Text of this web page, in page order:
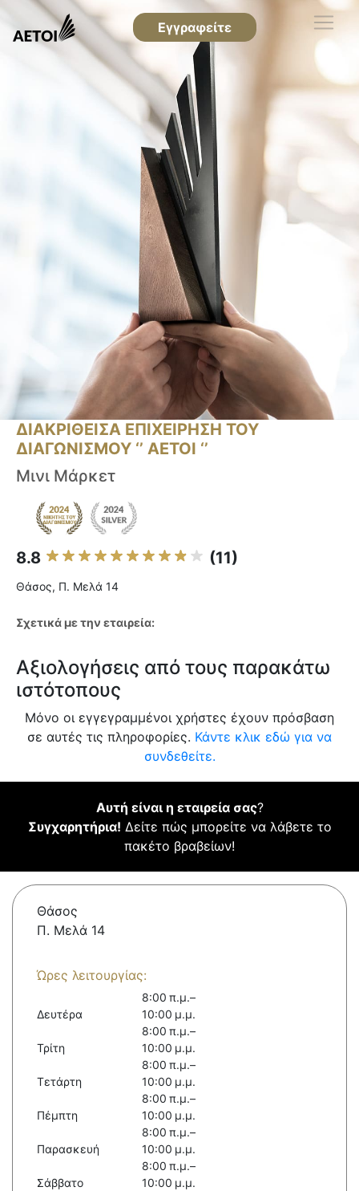
Εγγραφείτε
ΔΙΑΚΡΙΘΕΙΣΑ ΕΠΙΧΕΙΡΗΣΗ ΤΟΥ
ΔΙΑΓΩΝΙΣΜΟΥ ‘’ ΑΕΤΟΙ ‘’
Μινι Μάρκετ
8.8 (11)
Θάσος, Π. Μελά 14
Σχετικά με την εταιρεία:
Αξιολογήσεις από τους παρακάτω
ιστότοπους
Μόνο οι εγγεγραμμένοι χρήστες έχουν πρόσβαση
σε αυτές τις πληροφορίες. Κάντε κλικ εδώ για να
συνδεθείτε.
Αυτή είναι η εταιρεία σας?
Συγχαρητήρια! Δείτε πώς μπορείτε να λάβετε το
πακέτο βραβείων!
Θάσος
Π. Μελά 14
Ώρες λειτουργίας:
Δευτέρα
8:00 π.μ.–
10:00 μ.μ.
Τρίτη
8:00 π.μ.–
10:00 μ.μ.
Τετάρτη
8:00 π.μ.–
10:00 μ.μ.
Πέμπτη
8:00 π.μ.–
10:00 μ.μ.
Παρασκευή
8:00 π.μ.–
10:00 μ.μ.
Σάββατο
8:00 π.μ.–
10:00 μ.μ.